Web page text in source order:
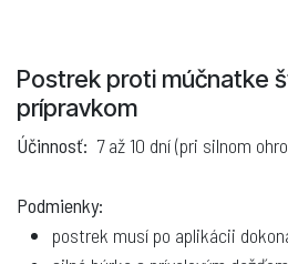
Postrek proti múčnatke
prípravkom
Účinnosť: 7 až 10 dní (pri silnom
Podmienky:
postrek musí po aplikácii